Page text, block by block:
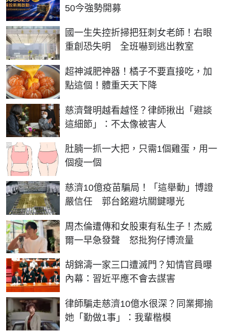
50今強勢開募
國一生失控折掃把狂刺女老師！右眼
重創恐失明 全班嚇到逃出教室
超神減肥神器！橘子不要直接吃，加
點這個！體重天天下降
PR
慈濟聲明越看越怪？律師揪出「避談
這細節」：不太像被害人
肚腩一抓一大把，只需1個雞蛋，用一
個瘦一個
PR
慈濟10億疫苗騙局！「這舉動」博證
嚴信任 郭台銘避坑關鍵曝光
周杰倫遭傳和女股東有私生子！杰威
爾一早急發聲 怒批狗仔博流量
胡錦濤一家三口遭滅門？知情官員曝
內幕：習近平應不會去謀害
律師騙走慈濟10億水很深？同業揶揄
她「勤做1事」：我輩楷模